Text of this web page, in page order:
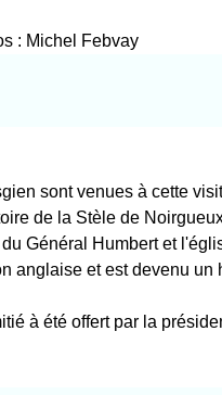
: Michel Febvay
sont venues à cette
de la Stèle de
Général Humbert et
anglaise et est devenu un
à été offert par la